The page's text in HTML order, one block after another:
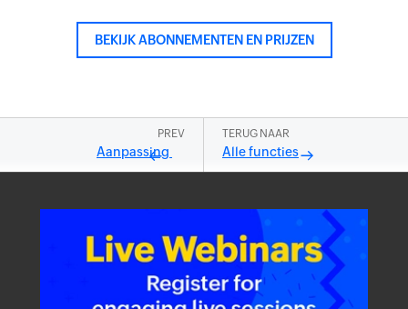
BEKIJK ABONNEMENTEN EN PRIJZEN
PREV
Aanpassing
TERUG NAAR
Alle functies